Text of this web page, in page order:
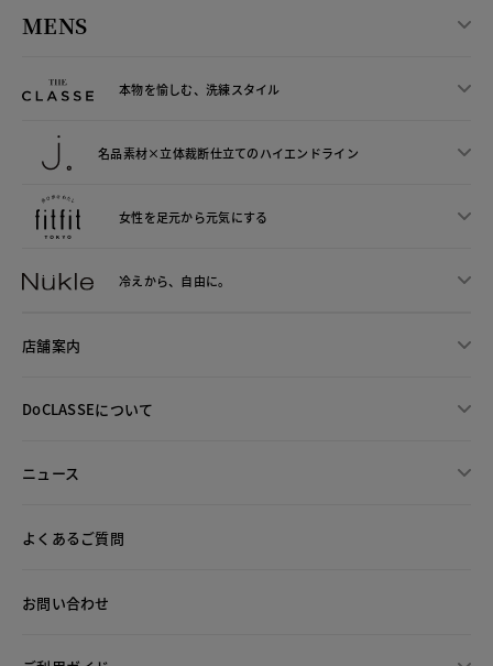
MENS
本物を愉しむ、洗練スタイル
名品素材×立体裁断仕立てのハイエンドライン
女性を足元から元気にする
冷えから、 自由に。
店舗案内
DoCLASSEについて
ニュース
よくあるご質問
お問い合わせ